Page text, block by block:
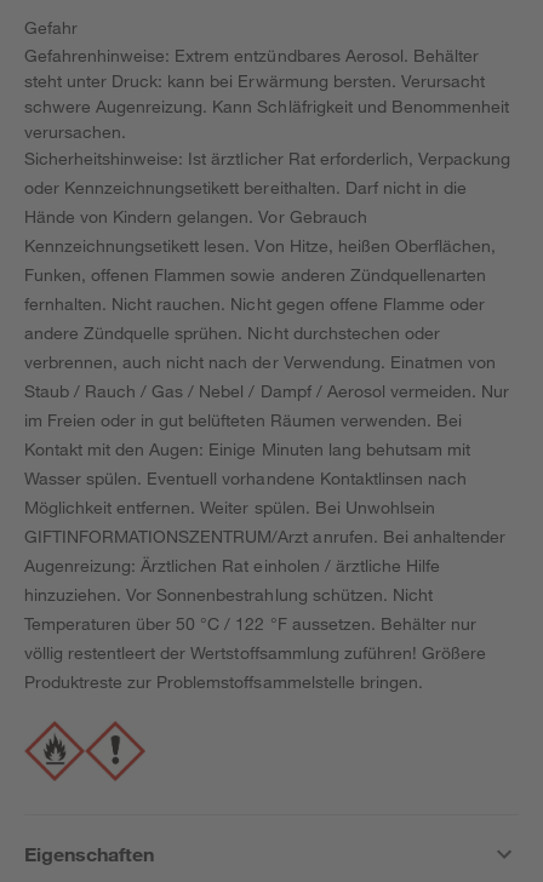
Gefahr
Gefahrenhinweise: Extrem entzündbares Aerosol. Behälter
steht unter Druck: kann bei Erwärmung bersten. Verursacht
schwere Augenreizung. Kann Schläfrigkeit und Benommenheit
verursachen.
Sicherheitshinweise: Ist ärztlicher Rat erforderlich, Verpackung
oder Kennzeichnungsetikett bereithalten. Darf nicht in die
Hände von Kindern gelangen. Vor Gebrauch
Kennzeichnungsetikett lesen. Von Hitze, heißen Oberflächen,
Funken, offenen Flammen sowie anderen Zündquellenarten
fernhalten. Nicht rauchen. Nicht gegen offene Flamme oder
andere Zündquelle sprühen. Nicht durchstechen oder
verbrennen, auch nicht nach der Verwendung. Einatmen von
Staub / Rauch / Gas / Nebel / Dampf / Aerosol vermeiden. Nur
im Freien oder in gut belüfteten Räumen verwenden. Bei
Kontakt mit den Augen: Einige Minuten lang behutsam mit
Wasser spülen. Eventuell vorhandene Kontaktlinsen nach
Möglichkeit entfernen. Weiter spülen. Bei Unwohlsein
GIFTINFORMATIONSZENTRUM/Arzt anrufen. Bei anhaltender
Augenreizung: Ärztlichen Rat einholen / ärztliche Hilfe
hinzuziehen. Vor Sonnenbestrahlung schützen. Nicht
Temperaturen über 50 °C / 122 °F aussetzen. Behälter nur
völlig restentleert der Wertstoffsammlung zuführen! Größere
Produktreste zur Problemstoffsammelstelle bringen.
Eigenschaften